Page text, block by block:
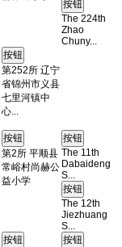
The 224th
Zhao
Chuny...
第252所 辽宁
省锦州市义县
七里河镇中
心...
第2所 平顺县
常峪村尚赫公
益小学
The 11th
Dabaideng
S...
The 12th
Jiezhuang
S...